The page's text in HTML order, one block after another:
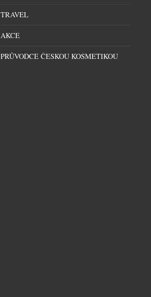
TRAVEL
AKCE
PRŮVODCE ČESKOU KOSMETIKOU